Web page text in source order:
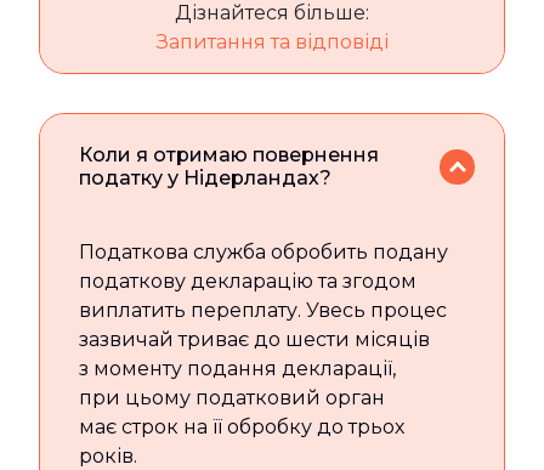
Дізнайтеся більше:
Запитання та відповіді
Коли я отримаю повернення
податку у Нідерландах?
Податкова служба обробить подану
податкову декларацію та згодом
виплатить переплату. Увесь процес
зазвичай триває до шести місяців
з моменту подання декларації,
при цьому податковий орган
має строк на її обробку до трьох
років.